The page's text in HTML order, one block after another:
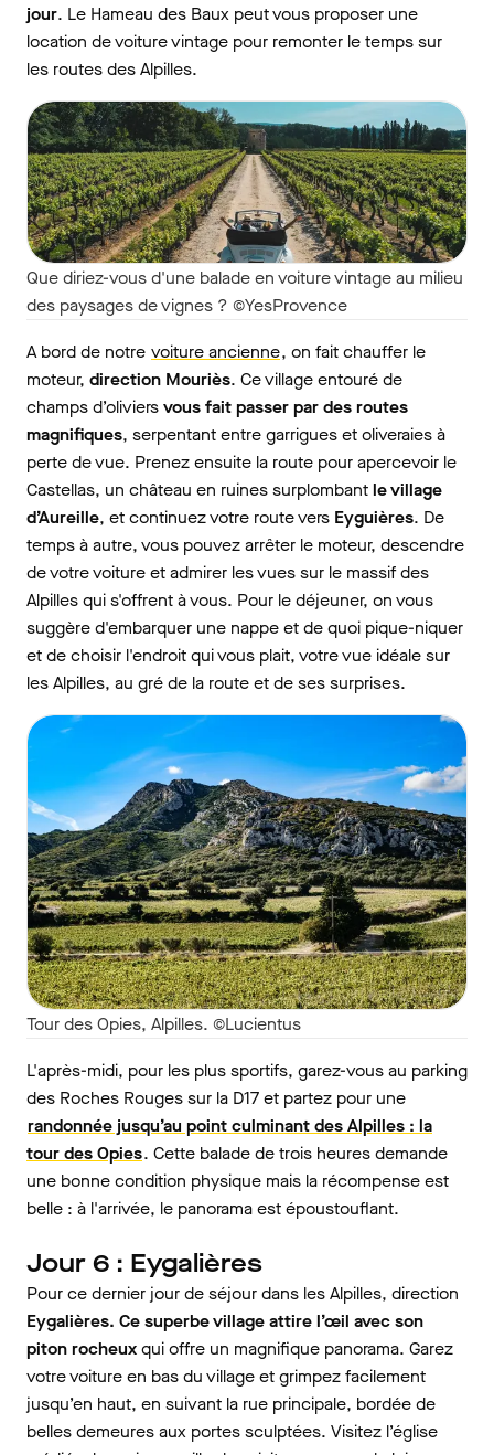
jour. Le Hameau des Baux peut vous proposer une
location de voiture vintage pour remonter le temps sur
les routes des Alpilles.
Que diriez-vous d'une balade en voiture vintage au milieu
des paysages de vignes ? ©YesProvence
A bord de notre voiture ancienne, on fait chauffer le
moteur, direction Mouriès. Ce village entouré de
champs d’oliviersvous fait passer par des routes
magnifiques, serpentant entre garrigues et oliveraies à
perte de vue. Prenez ensuite la route pour apercevoir le
Castellas, un château en ruines surplombantle village
d’Aureille, et continuez votre route vers Eyguières. De
temps à autre, vous pouvez arrêter le moteur, descendre
de votre voiture et admirer les vues sur le massif des
Alpilles qui s'offrent à vous. Pour le déjeuner, on vous
suggère d'embarquer une nappe et de quoi pique-niquer
et de choisir l'endroit qui vous plait, votre vue idéale sur
les Alpilles, au gré de la route et de ses surprises.
Tour des Opies, Alpilles. ©Lucientus
L'après-midi, pour les plus sportifs, garez-vous au parking
des Roches Rouges sur la D17 et partez pour une
randonnée jusqu’au point culminant des Alpilles : la
tour des Opies. Cette balade de trois heures demande
une bonne condition physique mais la récompense est
belle : à l'arrivée, le panorama est époustouflant.
Jour 6 : Eygalières
Pour ce dernier jour de séjour dans les Alpilles, direction
Eygalières. Ce superbe village attire l’œil avec son
piton rocheuxqui offre un magnifique panorama. Garez
votre voiture en bas du village et grimpez facilement
jusqu’en haut, en suivant la rue principale, bordée de
belles demeures aux portes sculptées. Visitez l’église